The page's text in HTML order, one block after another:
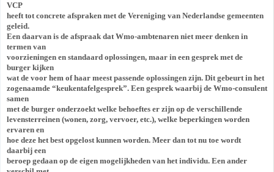
VCP
heeft tot concrete afspraken met de Vereniging van Nederlandse gemeenten
geleid.
Een daarvan is de afspraak dat Wmo-ambtenaren niet meer denken in
termen van
voorzieningen en standaard oplossingen, maar in een gesprek met de
burger kijken
wat de voor hem of haar meest passende oplossingen zijn. Dit gebeurt in het
zogenaamde “keukentafelgesprek”. Een gesprek waarbij de Wmo-consulent
samen
met de burger onderzoekt welke behoeftes er zijn op de verschillende
levensterreinen (wonen, zorg, vervoer, etc.), welke beperkingen worden
ervaren en
hoe deze het best opgelost kunnen worden. Meer dan tot nu toe wordt
daarbij een
beroep gedaan op de eigen mogelijkheden van het individu. Een ander